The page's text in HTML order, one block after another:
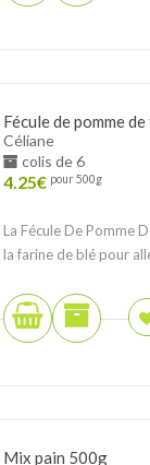
Fécule de pomme
Céliane
colis de 6
4.25€ pour 500g
La Fécule De Pomme
la farine de blé pour
Mix pain 500g